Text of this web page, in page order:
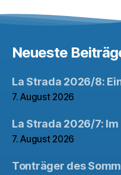
Neueste
La Strada 2026/8:
7. August 2026
La Strada 2026/7:
7. August 2026
Tonträger des